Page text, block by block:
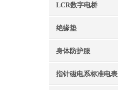
LCR数字电桥
绝缘垫
身体防护服
指针磁电系标准电表